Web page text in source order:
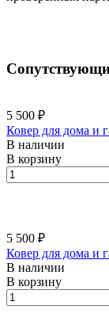
5 500 ₽
Ковер для дома и
В наличии
В корзину
5 500 ₽
Ковер для дома и
В наличии
В корзину